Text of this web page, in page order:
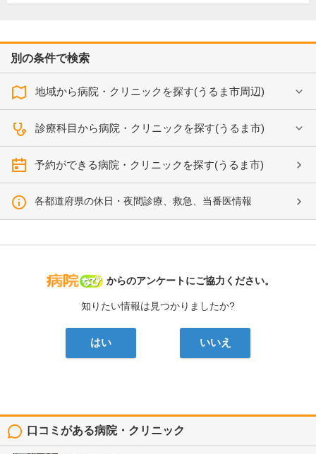
別の条件で検索
地域から病院・クリニックを探す(うるま市周辺)
診療科目から病院・クリニックを探す(うるま市)
予約ができる病院・クリニックを探す(うるま市)
各都道府県の休日・夜間診療、救急、当番医情報
病院なび
からのアンケートにご協力ください。
知りたい情報は見つかりましたか?
はい いいえ
口コミがある病院・クリニック